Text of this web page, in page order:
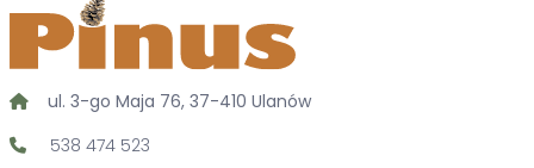
ul. 3-go Maja 76, 37-410 Ulanów
538 474 523